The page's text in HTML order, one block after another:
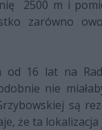
2500 m i
zarówno
16 lat na
nie
są
że ta